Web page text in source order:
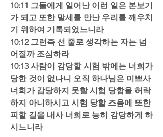
10:11 그들에게 일어난 이런 일은 본보기
가 되고 또한 말세를 만난 우리를 깨우치
기 위하여 기록되었느니라
10:12 그런즉 선 줄로 생각하는 자는 넘
어질까 조심하라
10:13 사람이 감당할 시험 밖에는 너희가
당한 것이 없나니 오직 하나님은 미쁘사
너희가 감당하지 못할 시험 당함을 허락
하지 아니하시고 시험 당할 즈음에 또한
피할 길을 내사 너희로 능히 감당하게 하
시느니라